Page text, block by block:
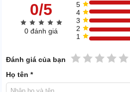
0/5
0 đánh giá
5
4
3
2
1
Đánh giá của bạn 5
4 sao
3 sao
2 sao
1 sao
Họ tên *